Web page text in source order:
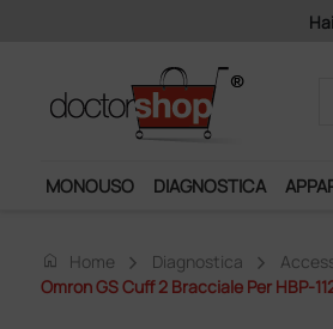
un profilo? Con 140 euro di imponibile, la
MONOUSO DIAGNOSTICA
home Home Diagnostica
Omron GS Cuff 2 Bracciale Per HBP-